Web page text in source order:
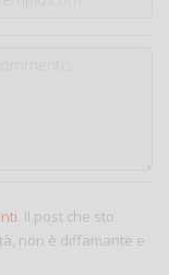
. Il post che sto
non è diffamante e